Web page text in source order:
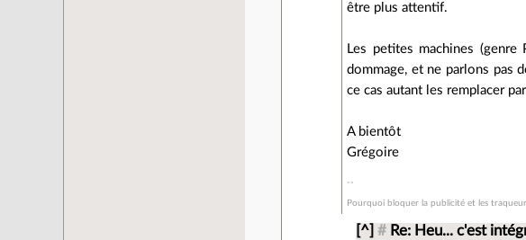
être plus attentif.
Les petites machines
dommage, et ne parlons pas
ce cas autant les remplacer
A bientôt
Grégoire
Pourquoi bloquer la publicité et les
[^] # Re: Heu... c'est